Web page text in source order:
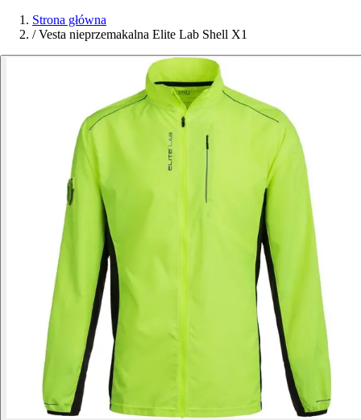
Strona główna
/ Vesta nieprzemakalna Elite Lab Shell X1